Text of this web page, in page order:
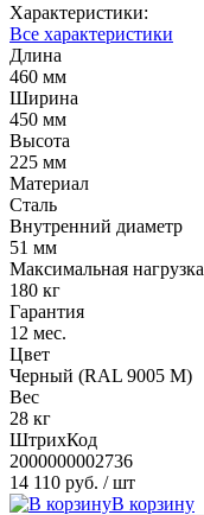
Характеристики:
Все характеристики
Длина
460 мм
Ширина
450 мм
Высота
225 мм
Материал
Сталь
Внутренний диаметр
51 мм
Максимальная нагрузка
180 кг
Гарантия
12 мес.
Цвет
Черный (RAL 9005 М)
Вес
28 кг
ШтрихКод
2000000002736
14 110 руб. / шт
В корзину